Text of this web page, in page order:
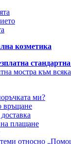
козметика
мостра към
ми?
връщане
плащане
относно